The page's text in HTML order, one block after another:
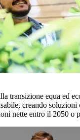
transizione equa ed
creando
nette entro il 2050 o